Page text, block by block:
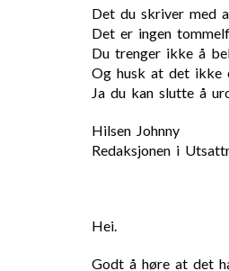
Det du skriver med
Det er ingen
Du trenger ikke å
Og husk at det ikke
Ja du kan slutte å
Hilsen Johnny
Redaksjonen i
Hei.
Godt å høre at det